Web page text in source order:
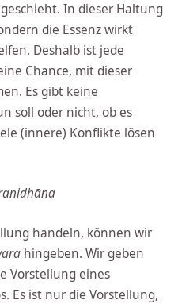
In dieser Haltung
die Essenz wirkt
Deshalb ist jede
Chance, mit dieser
Es gibt keine
soll oder nicht, ob es
(innere) Konflikte lösen
handeln, können wir
hingeben. Wir geben
Vorstellung eines
Es ist nur die Vorstellung,